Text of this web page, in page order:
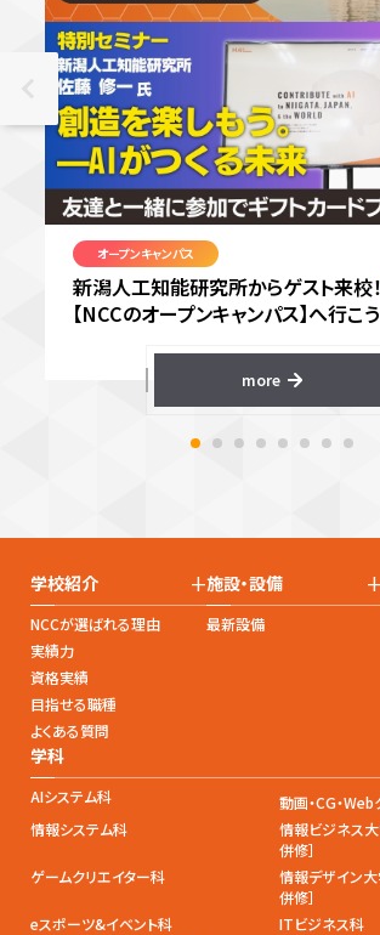
オープンキャンパス
新潟人工知能研究所からゲスト来校！
【NCCのオープンキャンパス】へ行こう
more
学校紹介 +
NCCが選ばれる理由
実績力
資格実績
目指せる職種
よくある質問
施設・設備 +
最新設備
学科
AIシステム科
動画・CG・
情報システム科
情報ビジネス
併修］
ゲームクリエイター科
情報デザイン
併修］
eスポーツ&イベント科
ITビジネス科